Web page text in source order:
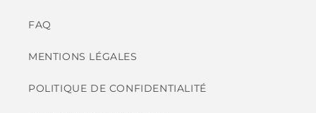
FAQ
MENTIONS LÉGALES
POLITIQUE DE CONFIDENTIALITÉ